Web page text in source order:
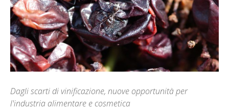
Dagli scarti di vinificazione, nuove opportunità per
l'industria alimentare e cosmetica